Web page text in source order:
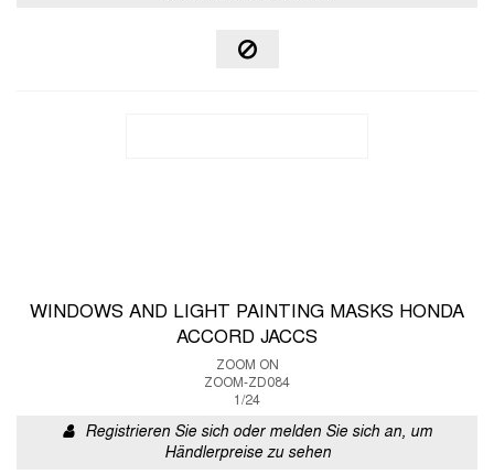
WINDOWS AND LIGHT PAINTING MASKS HONDA
ACCORD JACCS
ZOOM ON
ZOOM-ZD084
1/24
Registrieren Sie sich oder melden Sie sich an, um
Händlerpreise zu sehen